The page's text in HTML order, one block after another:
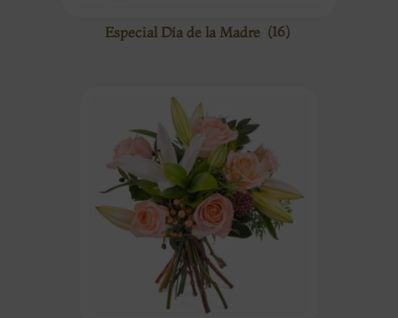
Especial Día de la Madre (16)